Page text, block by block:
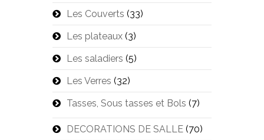
Les Couverts (33)
Les plateaux (3)
Les saladiers (5)
Les Verres (32)
Tasses, Sous tasses et Bols (7)
DECORATIONS DE SALLE (70)